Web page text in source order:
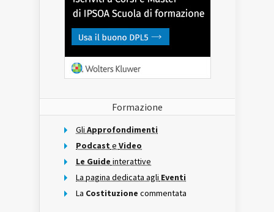
Formazione
Gli Approfondimenti
Podcast e Video
Le Guide interattive
La pagina dedicata agli Eventi
La Costituzione commentata